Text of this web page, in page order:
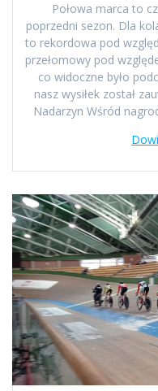
Połowa marca to
poprzedni sezon. Dla
to rekordowa pod
przełomowy pod
co widoczne było
nasz wysiłek został
Nadarzyn Wśród